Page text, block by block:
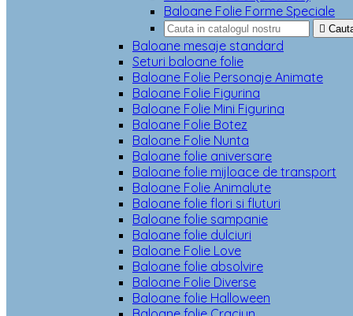
Baloane Folie Forme Speciale

Baloane mesaje standard
Seturi baloane folie
Baloane Folie Personaje Animate
Baloane Folie Figurina
Baloane Folie Mini Figurina
Baloane Folie Botez
Baloane Folie Nunta
Baloane folie aniversare
Baloane folie mijloace de transport
Baloane Folie Animalute
Baloane folie flori si fluturi
Baloane folie sampanie
Baloane folie dulciuri
Baloane Folie Love
Baloane folie absolvire
Baloane Folie Diverse
Baloane folie Halloween